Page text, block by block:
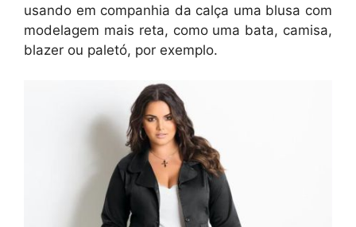
usando em companhia da calça uma blusa com
modelagem mais reta, como uma bata, camisa,
blazer ou paletó, por exemplo.